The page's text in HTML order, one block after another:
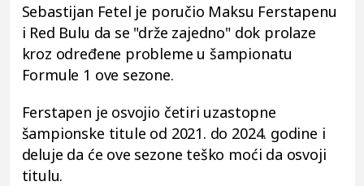
Sebastijan Fetel je poručio Maksu Ferstapenu
i Red Bulu da se "drže zajedno" dok prolaze
kroz određene probleme u šampionatu
Formule 1 ove sezone.
Ferstapen je osvojio četiri uzastopne
šampionske titule od 2021. do 2024. godine i
deluje da će ove sezone teško moći da osvoji
titulu.